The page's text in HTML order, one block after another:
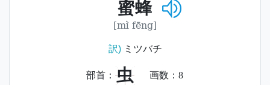
蜜蜂
[mì fēng]
訳)ミツバチ
部首： 虫 画数： 8